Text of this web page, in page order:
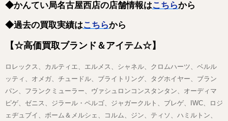
◆かんてい局名古屋西店の店舗情報はこちらから
◆過去の買取実績はこちらから
【☆高価買取ブランド＆アイテム☆】
ロレックス、カルティエ、エルメス、シャネル、クロムハーツ、ベルル
ッティ、オメガ、チュードル、ブライトリング、タグホイヤー、ブラン
パン、フランクミューラー、ヴァシュロンコンスタンタン、オーディマ
ピゲ、ゼニス、ジラール・ペルゴ、ジャガークルト、ブレゲ、IWC、ロジ
ェヂュブイ、ボーム＆メルシェ、コルム、ジン、ティソ、ハミルトン、